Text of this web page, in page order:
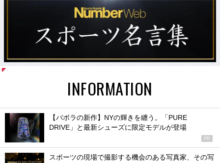
INFORMATION
【バボラの新作】NYの輝きを纏う。「PURE
DRIVE」と最新シューズに限定モデルが登場
PR
スポーツの現場で撮影する機会のある写真家、その写